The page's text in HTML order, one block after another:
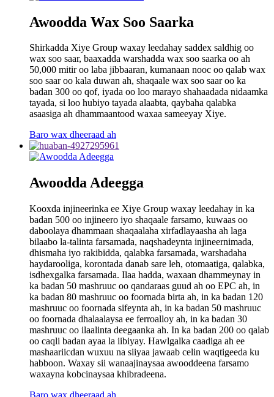
Awoodda Wax Soo Saarka
Shirkadda Xiye Group waxay leedahay saddex saldhig oo
wax soo saar, baaxadda warshadda wax soo saarka oo ah
50,000 mitir oo laba jibbaaran, kumanaan nooc oo qalab wax
soo saar oo kala duwan ah, shaqaale wax soo saar oo ka
badan 300 oo qof, iyada oo loo marayo shahaadada nidaamka
tayada, si loo hubiyo tayada alaabta, qaybaha qalabka
asaasiga ah dhammaantood waxaa sameeyay Xiye.
Baro wax dheeraad ah
Awoodda Adeegga
Kooxda injineerinka ee Xiye Group waxay leedahay in ka
badan 500 oo injineero iyo shaqaale farsamo, kuwaas oo
daboolaya dhammaan shaqaalaha xirfadlayaasha ah laga
bilaabo la-talinta farsamada, naqshadeynta injineernimada,
dhismaha iyo rakibidda, qalabka farsamada, warshadaha
haydarooliga, korontada danab sare leh, otomaatiga, qalabka,
isdhexgalka farsamada. Ilaa hadda, waxaan dhammeynay in
ka badan 50 mashruuc oo qandaraas guud ah oo EPC ah, in
ka badan 80 mashruuc oo foornada birta ah, in ka badan 120
mashruuc oo foornada sifeynta ah, in ka badan 50 mashruuc
oo foornada dhalaalaysa ee ferroalloy ah, in ka badan 30
mashruuc oo ilaalinta deegaanka ah. In ka badan 200 oo qalab
oo caqli badan ayaa la iibiyay. Hawlgalka caadiga ah ee
mashaariicdan wuxuu na siiyaa jawaab celin waqtigeeda ku
habboon. Waxay sii wanaajinaysaa awooddeena farsamo
waxayna kobcinaysaa khibradeena.